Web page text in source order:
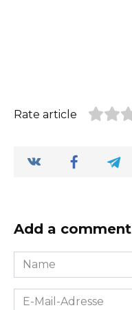
Rate article
Add a comment
Name
*
E-